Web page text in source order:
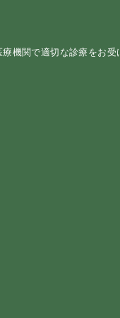
機関で適切な診療をお